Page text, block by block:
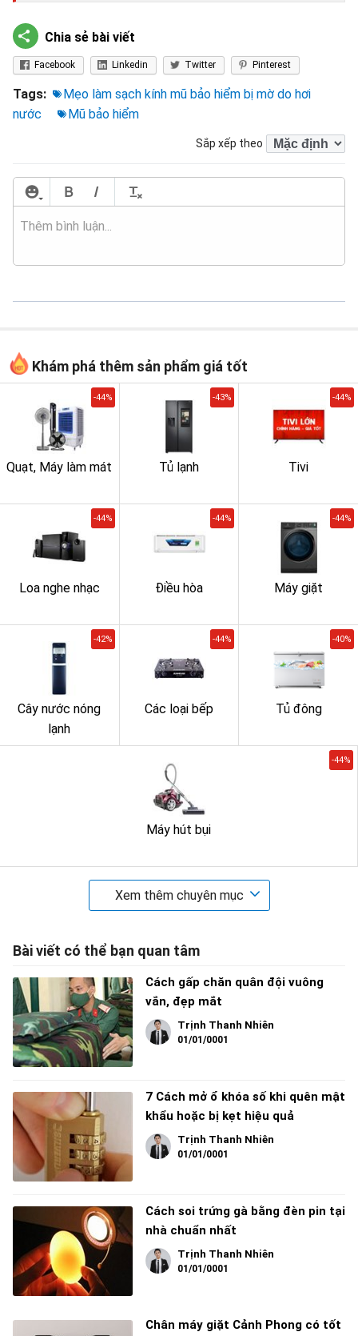
Chia sẻ bài viết
Facebook Linkedin Twitter Pinterest
Tags:
Mẹo làm sạch kính mũ bảo hiểm bị mờ do hơi
nước
Mũ bảo hiểm
Sắp xếp theo
Khám phá thêm sản phẩm giá tốt
Quạt, Máy làm mát
-44%
Tủ lạnh
-43%
Tivi
-44%
Loa nghe nhạc
-44%
Điều hòa
-44%
Máy giặt
-44%
Cây nước nóng
lạnh
-42%
Các loại bếp
-44%
Tủ đông
-40%
Máy hút bụi
-44%
Xem thêm chuyên mục
Bài viết có thể bạn quan tâm
Cách gấp chăn quân đội vuông
vắn, đẹp mắt
Trịnh Thanh Nhiên
01/01/0001
7 Cách mở ổ khóa số khi quên mật
khẩu hoặc bị kẹt hiệu quả
Trịnh Thanh Nhiên
01/01/0001
Cách soi trứng gà bằng đèn pin tại
nhà chuẩn nhất
Trịnh Thanh Nhiên
01/01/0001
Chân máy giặt Cảnh Phong có tốt